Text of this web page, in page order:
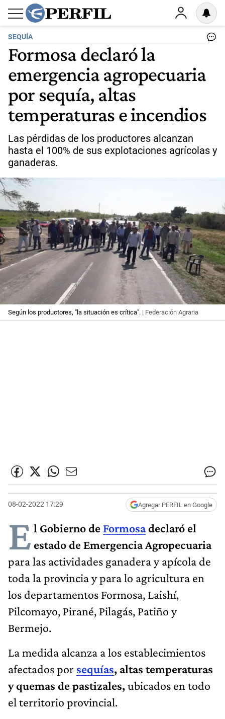
SEQUÍA
Formosa declaró la
emergencia agropecuaria
por sequía, altas
temperaturas e incendios
Las pérdidas de los productores alcanzan
hasta el 100% de sus explotaciones agrícolas y
ganaderas.
Según los productores, "la situación es crítica". | Federación Agraria
08-02-2022 17:29 Agregar PERFIL en Google
E l Gobierno de Formosadeclaró el
estado de Emergencia Agropecuaria
para las actividades ganadera y apícola de
toda la provincia y para lo agricultura en
los departamentos Formosa, Laishí,
Pilcomayo, Pirané, Pilagás, Patiño y
Bermejo.
La medida alcanza a los establecimientos
afectados por sequías, altas temperaturas
y quemas de pastizales,ubicados en todo
el territorio provincial.